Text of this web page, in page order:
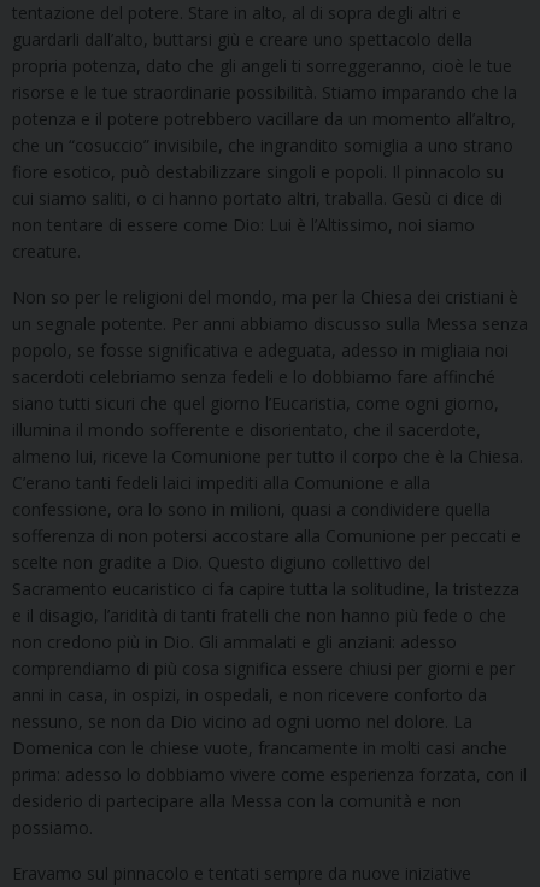
tentazione del potere. Stare in alto, al di sopra degli altri e
guardarli dall’alto, buttarsi giù e creare uno spettacolo della
propria potenza, dato che gli angeli ti sorreggeranno, cioè le tue
risorse e le tue straordinarie possibilità. Stiamo imparando che la
potenza e il potere potrebbero vacillare da un momento all’altro,
che un “cosuccio” invisibile, che ingrandito somiglia a uno strano
fiore esotico, può destabilizzare singoli e popoli. Il pinnacolo su
cui siamo saliti, o ci hanno portato altri, traballa. Gesù ci dice di
non tentare di essere come Dio: Lui è l’Altissimo, noi siamo
creature.
Non so per le religioni del mondo, ma per la Chiesa dei cristiani è
un segnale potente. Per anni abbiamo discusso sulla Messa senza
popolo, se fosse significativa e adeguata, adesso in migliaia noi
sacerdoti celebriamo senza fedeli e lo dobbiamo fare affinché
siano tutti sicuri che quel giorno l’Eucaristia, come ogni giorno,
illumina il mondo sofferente e disorientato, che il sacerdote,
almeno lui, riceve la Comunione per tutto il corpo che è la Chiesa.
C’erano tanti fedeli laici impediti alla Comunione e alla
confessione, ora lo sono in milioni, quasi a condividere quella
sofferenza di non potersi accostare alla Comunione per peccati e
scelte non gradite a Dio. Questo digiuno collettivo del
Sacramento eucaristico ci fa capire tutta la solitudine, la tristezza
e il disagio, l’aridità di tanti fratelli che non hanno più fede o che
non credono più in Dio. Gli ammalati e gli anziani: adesso
comprendiamo di più cosa significa essere chiusi per giorni e per
anni in casa, in ospizi, in ospedali, e non ricevere conforto da
nessuno, se non da Dio vicino ad ogni uomo nel dolore. La
Domenica con le chiese vuote, francamente in molti casi anche
prima: adesso lo dobbiamo vivere come esperienza forzata, con il
desiderio di partecipare alla Messa con la comunità e non
possiamo.
Eravamo sul pinnacolo e tentati sempre da nuove iniziative